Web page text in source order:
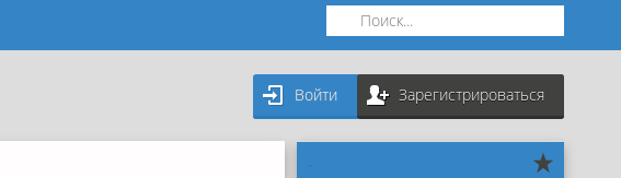
Войти Зарегистрироваться